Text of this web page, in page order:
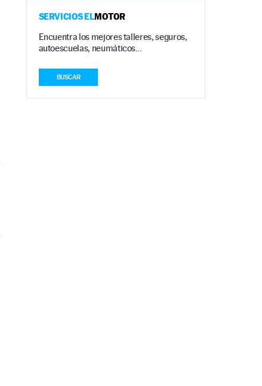
SERVICIOS ELMOTOR
Encuentra los mejores talleres, seguros,
autoescuelas, neumáticos…
BUSCAR